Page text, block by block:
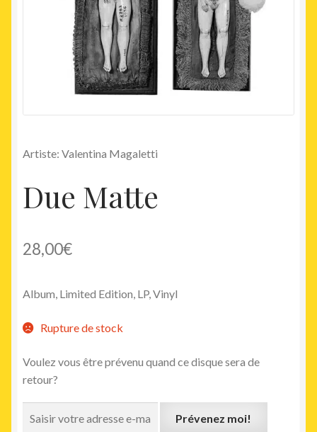
Artiste: Valentina Magaletti
Due Matte
28,00€
Album, Limited Edition, LP, Vinyl
Rupture de stock
Voulez vous être prévenu quand ce disque sera de
retour?
Prévenez moi!